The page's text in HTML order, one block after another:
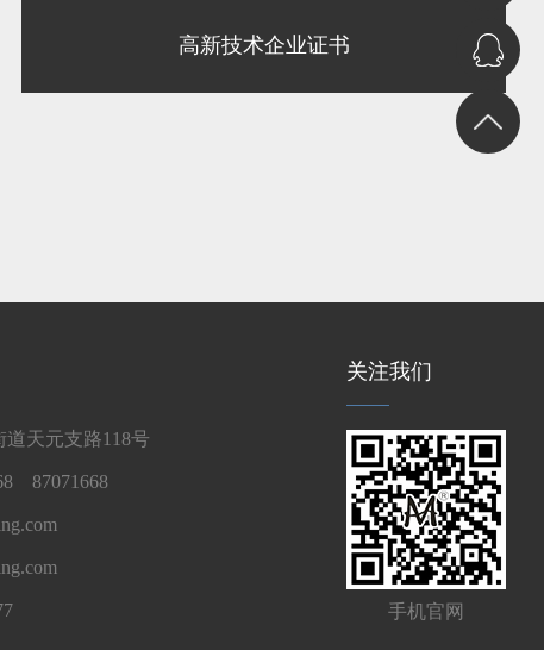
高新技术企业证书
天元支路118号
87071668
关注我们
手机官网